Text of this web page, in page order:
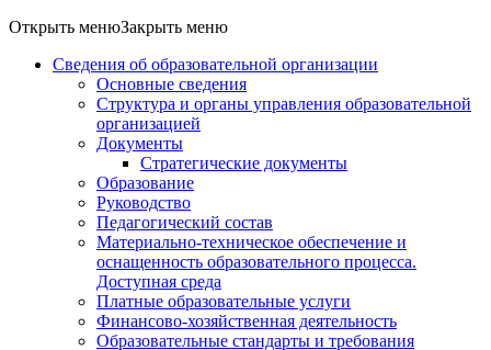
Открыть менюЗакрыть меню
Сведения об образовательной организации
Основные сведения
Структура и органы управления образовательной
организацией
Документы
Стратегические документы
Образование
Руководство
Педагогический состав
Материально-техническое обеспечение и
оснащенность образовательного процесса.
Доступная среда
Платные образовательные услуги
Финансово-хозяйственная деятельность
Образовательные стандарты и требования